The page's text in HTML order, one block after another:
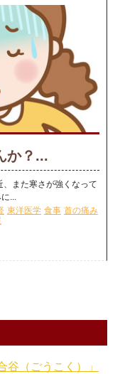
か？...
また寒さが強くなって
...
東洋医学 食事 首の痛み
（ごうこく）」